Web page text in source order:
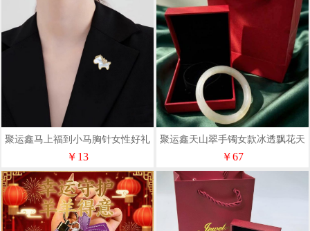
聚运鑫马上福到小马胸针女性好礼
￥13
聚运鑫天山翠手镯女款冰透飘花天
然玉镯营销礼品
￥67